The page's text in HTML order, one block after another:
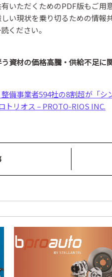
いただくためのPDF版もご用
い現状を乗り切るための情報
ください。
資材の価格高騰・供給不足に
整備事業者594社の8割超が「
リオス – PROTO-RIOS INC.